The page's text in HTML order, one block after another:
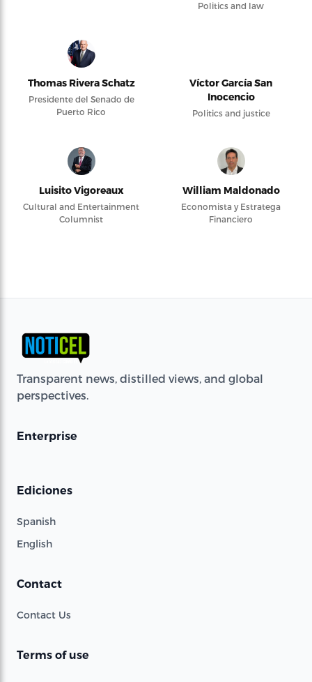
Politics and law
Thomas Rivera Schatz
Presidente del Senado de
Puerto Rico
Víctor García San
Inocencio
Politics and justice
Luisito Vigoreaux
Cultural and Entertainment
Columnist
William Maldonado
Economista y Estratega
Financiero
Transparent news, distilled views, and global
perspectives.
Enterprise
Ediciones
Spanish
English
Contact
Contact Us
Terms of use